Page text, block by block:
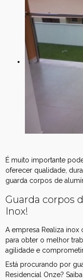
É muito importante
oferecer qualidade,
guarda corpos de
Guarda corpos
Inox!
A empresa Realiza
para obter o melhor
agilidade e
Está procurando por
Residencial Onze?